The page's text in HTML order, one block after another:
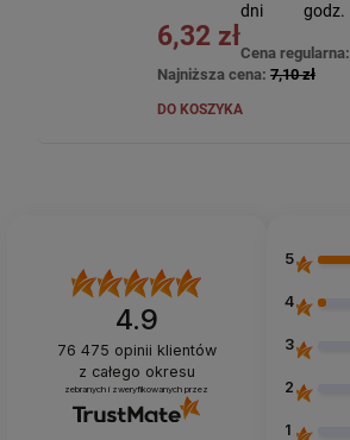
dni
godz.
6,32 zł
Cena regularna:
Najniższa cena: 7,10 zł
DO KOSZYKA
4.9
76 475 opinii klientów
z całego okresu
zebranych i zweryfikowanych przez
5
4
3
2
1